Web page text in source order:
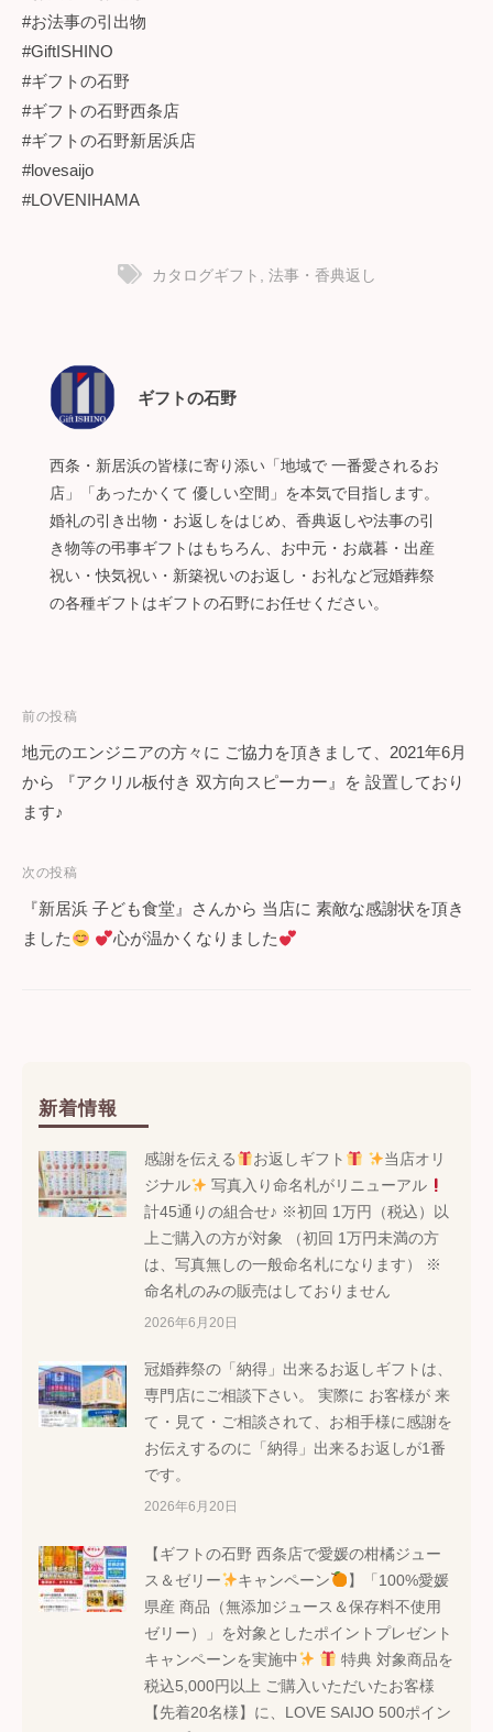
#お法事の引出物
#GiftISHINO
#ギフトの石野
#ギフトの石野西条店
#ギフトの石野新居浜店
#lovesaijo
#LOVENIHAMA
カタログギフト 法事・香典返し
ギフトの石野
西条・新居浜の皆様に寄り添い「地域で 一番愛されるお
店」「あったかくて 優しい空間」を本気で目指します。
婚礼の引き出物・お返しをはじめ、香典返しや法事の引
き物等の弔事ギフトはもちろん、お中元・お歳暮・出産
祝い・快気祝い・新築祝いのお返し・お礼など冠婚葬祭
の各種ギフトはギフトの石野にお任せください。
投
稿
ナ
ビ
ゲ
ー
前の投稿
地元のエンジニアの方々に ご協力を頂きまして、2021年6月
から 『アクリル板付き 双方向スピーカー』を 設置しており
ます♪
次の投稿
『新居浜 子ども食堂』さんから 当店に 素敵な感謝状を頂き
ました
心が温かくなりました
新着情報
感謝を伝える お返しギフト
当店オリ
ジナル
写真入り命名札がリニューアル
計45通りの組合せ♪ ※初回 1万円（税込）以
上ご購入の方が対象 （初回 1万円未満の方
は、写真無しの一般命名札になります） ※
命名札のみの販売はしておりません
2026年6月20日
冠婚葬祭の「納得」出来るお返しギフトは、
専門店にご相談下さい。 実際に お客様が 来
て・見て・ご相談されて、お相手様に感謝を
お伝えするのに「納得」出来るお返しが1番
です。
2026年6月20日
【ギフトの石野 西条店で愛媛の柑橘ジュー
ス＆ゼリー
キャンペーン
】「100%愛媛
県産 商品（無添加ジュース＆保存料不使用
ゼリー）」を対象としたポイントプレゼント
キャンペーンを実施中
特典 対象商品を
税込5,000円以上 ご購入いただいたお客様
【先着20名様】に、LOVE SAIJO 500ポイン